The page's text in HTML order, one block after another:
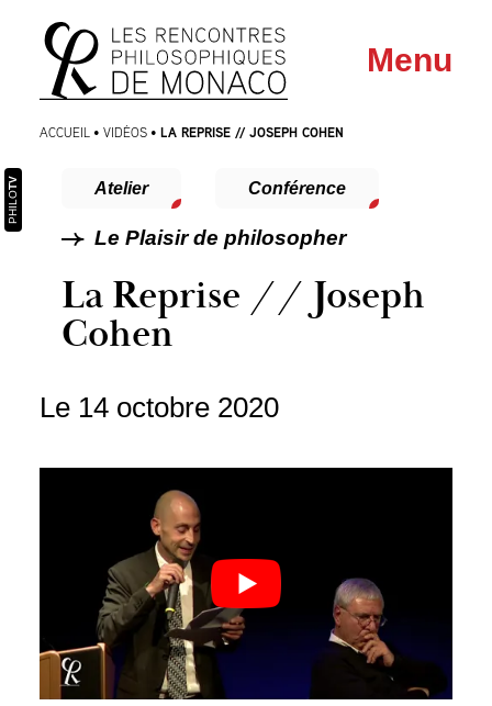
Aller
au
menu
Aller au
contenu
Menu
ACCUEIL • VIDÉOS • LA REPRISE // JOSEPH COHEN
Atelier Conférence
Le Plaisir de philosopher
La Reprise // Joseph
Cohen
Le 14 octobre 2020
PHILO
TV